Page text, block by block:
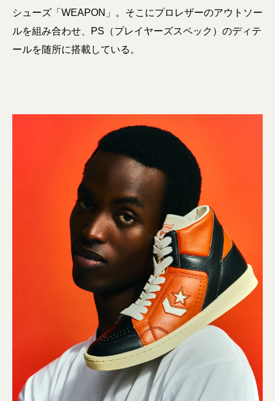
シューズ「WEAPON」。そこにプロレザーのアウトソー
ルを組み合わせ、PS（プレイヤーズスペック）のディテ
ールを随所に搭載している。